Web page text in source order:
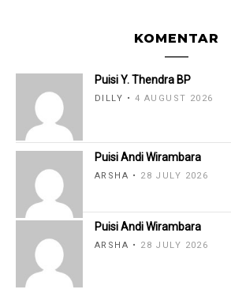
KOMENTAR
Puisi Y. Thendra BP
DILLY 4 AUGUST 2026
Puisi Andi Wirambara
ARSHA 28 JULY 2026
Puisi Andi Wirambara
ARSHA 28 JULY 2026